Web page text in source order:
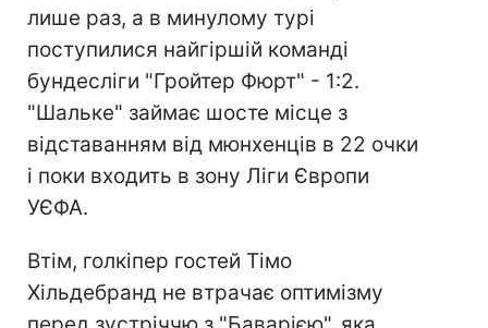
лише раз, а в минулому турі
поступилися найгіршій команді
бундесліги "Гройтер Фюрт" - 1:2.
"Шальке" займає шосте місце з
відставанням від мюнхенців в 22 очки
і поки входить в зону Ліги Європи
УЄФА.
Втім, голкіпер гостей Тімо
Хільдебранд не втрачає оптимізму